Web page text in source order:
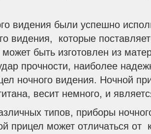
видения были успешно
видения, которые
быть изготовлен из
прочности, наиболее
ночного видения. Ночной
весит немного, и
типов, приборы
прицел может отличаться от